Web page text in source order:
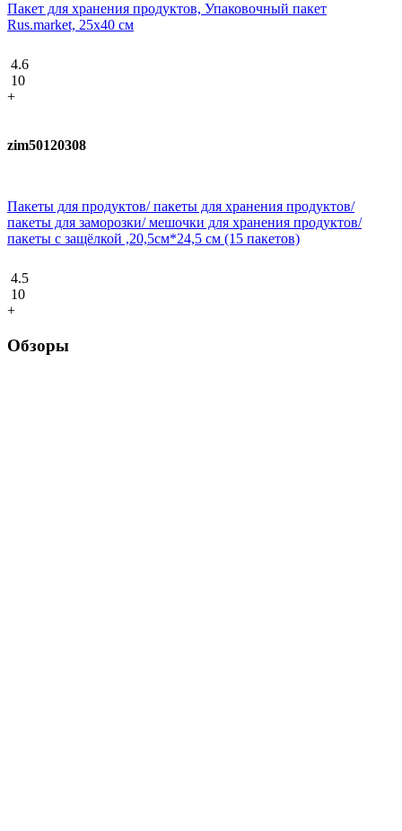
Пакет для хранения продуктов, Упаковочный пакет
Rus.market, 25х40 см
4.6
10
+
zim50120308
Пакеты для продуктов/ пакеты для хранения продуктов/
пакеты для заморозки/ мешочки для хранения продуктов/
пакеты с защёлкой ,20,5см*24,5 см (15 пакетов)
4.5
10
+
Обзоры